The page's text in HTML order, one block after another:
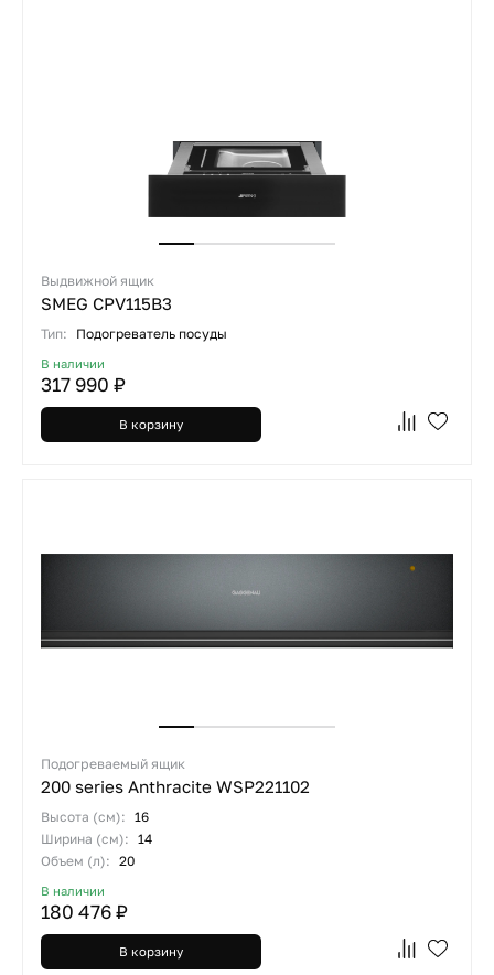
Выдвижной ящик
SMEG CPV115B3
Тип: Подогреватель посуды
В наличии
317 990 ₽
В корзину
Подогреваемый ящик
200 series Anthracite WSP221102
Высота (см): 16
Ширина (см): 14
Объем (л): 20
В наличии
180 476 ₽
В корзину